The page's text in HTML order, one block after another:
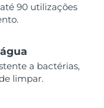
90 utilizações
a bactérias,
limpar.